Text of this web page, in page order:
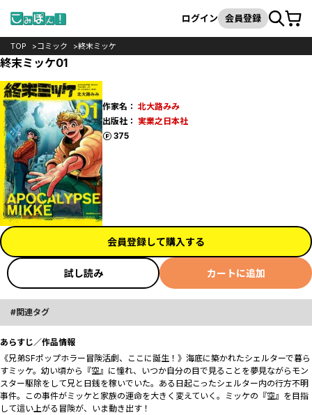
検索
ログイン 会員登録カート
TOP コミック 終末ミッケ
終末ミッケ01
作家名： 北大路みみ
出版社： 実業之日本社
375
ポイント
会員登録して購入する
試し読み カートに追加
関連タグ
あらすじ／作品情報
《兄弟SFポップホラー冒険活劇、ここに誕生！》海底に築かれたシェルターで暮ら
すミッケ。幼い頃から『空』に憧れ、いつか自分の目で見ることを夢見ながらモン
スター駆除をして兄と日銭を稼いでいた。ある日起こったシェルター内の行方不明
事件――。この事件がミッケと家族の運命を大きく変えていく。ミッケの『空』を目指
して這い上がる冒険が、いま動き出す――！